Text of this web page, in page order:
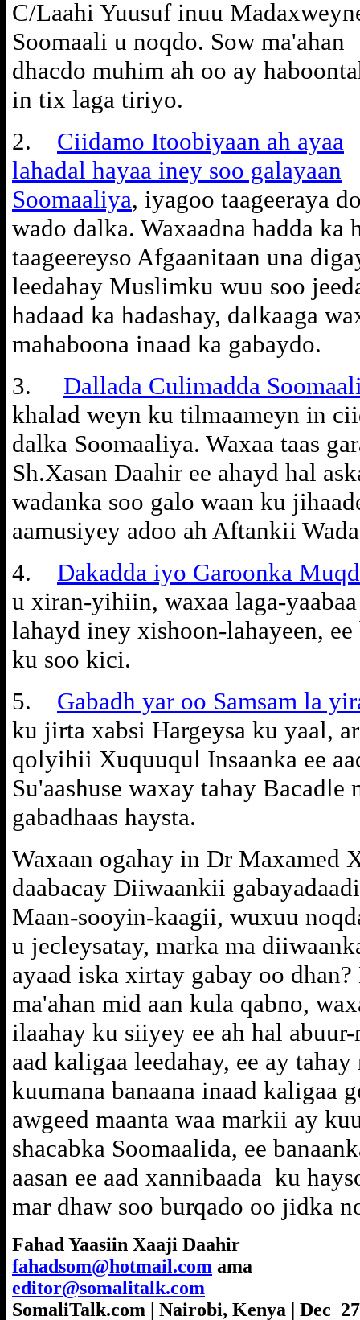
C/Laahi Yuusuf inuu
Soomaali u noqdo. Sow ma'ahan
dhacdo muhim ah oo ay
in tix laga tiriyo.
2. Ciidamo Itoobiyaan ah ayaa
lahadal hayaa iney soo galayaan
Soomaaliya, iyagoo taageeraya
wado dalka. Waxaadna hadda ka
taageereyso Afgaanitaan una
leedahay Muslimku wuu soo
hadaad ka hadashay, dalkaaga
mahaboona inaad ka gabaydo.
3. Dallada Culimadda
khalad weyn ku tilmaameyn in
dalka Soomaaliya. Waxaa taas
Sh.Xasan Daahir ee ahayd hal
wadanka soo galo waan ku
aamusiyey adoo ah Aftankii
4. Dakadda iyo Garoonka
u xiran-yihiin, waxaa laga-
lahayd iney xishoon-lahayeen,
ku soo kici.
5. Gabadh yar oo Samsam la
ku jirta xabsi Hargeysa ku yaal,
qolyihii Xuquuqul Insaanka ee
Su'aashuse waxay tahay
gabadhaas haysta.
Waxaan ogahay in Dr Maxamed
daabacay Diiwaankii
Maan-sooyin-kaagii, wuxuu
u jecleysatay, marka ma
ayaad iska xirtay gabay oo dhan?
ma'ahan mid aan kula qabno,
ilaahay ku siiyey ee ah hal
aad kaligaa leedahay, ee ay
kuumana banaana inaad kaligaa
awgeed maanta waa markii ay
shacabka Soomaalida, ee
aasan ee aad xannibaada ku
mar dhaw soo burqado oo jidka
Fahad Yaasiin Xaaji Daahir
fahadsom@hotmail.com ama
editor@somalitalk.com
SomaliTalk.com | Nairobi, Kenya | Dec